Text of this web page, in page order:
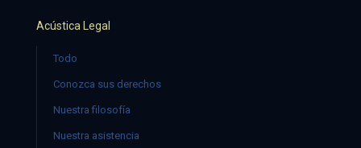
Acústica Legal
Todo
Conozca sus derechos
Nuestra filosofía
Nuestra asistencia